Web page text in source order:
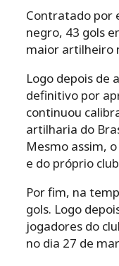
Contratado por
negro, 43 gols
maior artilheiro
Logo depois
definitivo por
continuou
artilharia do
Mesmo assim,
e do próprio
Por fim, na
gols. Logo
jogadores do
no dia 27 de